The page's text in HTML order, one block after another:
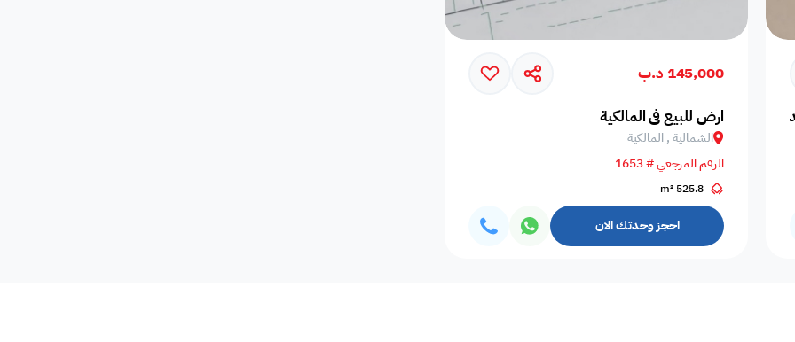
145,000 د.ب
ارض للبيع في المالكية
الشمالية , المالكية
الرقم المرجعي # 1653
525.8 m²
احجز وحدتك الان